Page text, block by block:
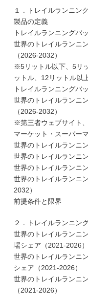
１．トレイルランニン
製品の定義
トレイルランニングバ
世界のトレイルランニ
（2026-2032）
※5リットル以下、5リ
ットル、12リットル以
トレイルランニングバ
世界のトレイルランニ
（2026-2032）
※第三者ウェブサイト
マーケット・スーパー
世界のトレイルランニ
世界のトレイルランニ
世界のトレイルランニ
世界のトレイルランニ
2032）
前提条件と限界
２．トレイルランニン
世界のトレイルランニ
場シェア（2021-2026）
世界のトレイルランニ
シェア（2021-2026）
世界のトレイルランニ
（2021-2026）